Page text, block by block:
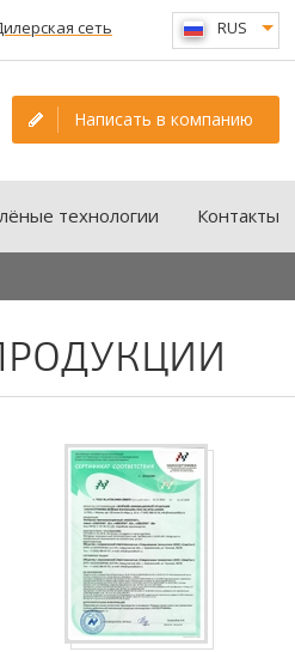
сеть RUS
Написать в компанию
технологии Контакты